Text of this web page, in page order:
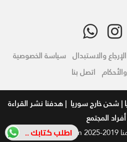
الإرجاع والاستبدال سياسة الخصوصية
اتصل بنا
| شحن خارج سوريا | هدفنا نشر القراءة
المجتمع
Mostafalashi.com
اطلب كتابك ..